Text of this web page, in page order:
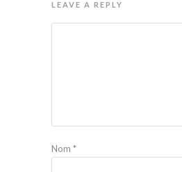
LEAVE A REPLY
Nom *